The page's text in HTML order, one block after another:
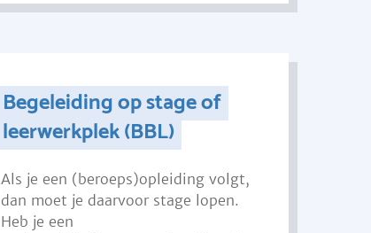
Begeleiding op stage of
leerwerkplek (BBL)
Als je een (beroeps)opleiding volgt,
dan moet je daarvoor stage lopen.
Heb je een